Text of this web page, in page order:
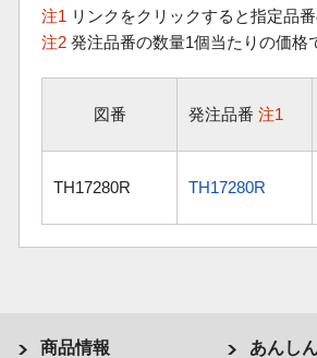
注1 リンクをクリックすると指定品
注2 発注品番の数量1個当たりの価格
図番 発注品番 注1
TH17280R TH17280R
商品情報 あんし